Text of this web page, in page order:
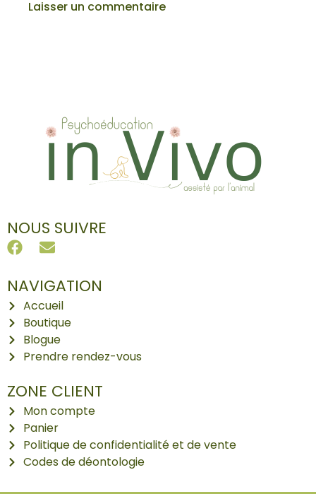
NAVIGATION
Accueil
Boutique
Blogue
Prendre rendez-vous
ZONE CLIENT
Mon compte
Panier
Politique de confidentialité et de vente
Codes de déontologie
NOUS SUIVRE